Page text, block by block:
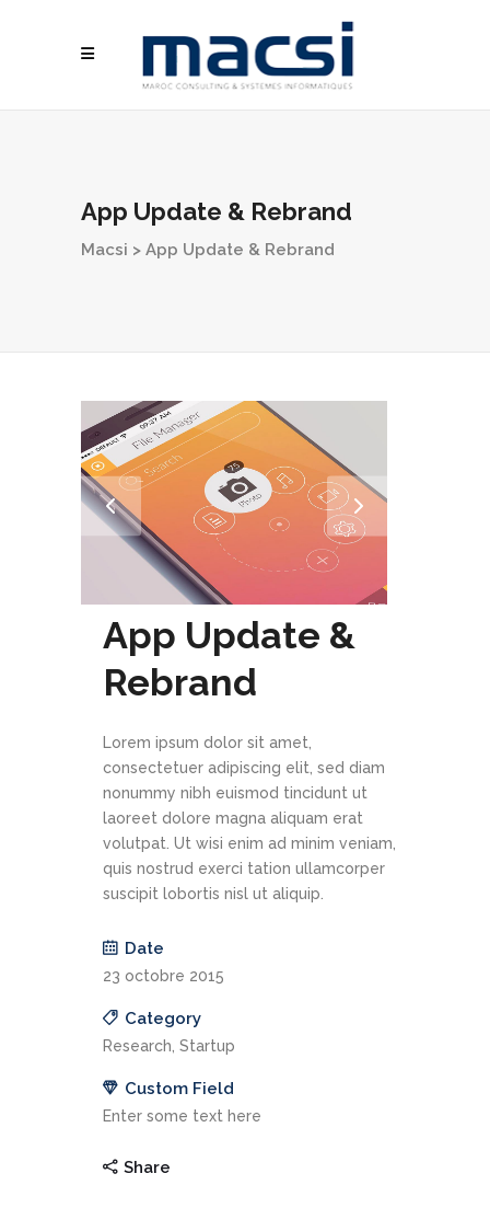
App Update & Rebrand
Macsi > App Update & Rebrand
App Update &
Rebrand
Lorem ipsum dolor sit amet,
consectetuer adipiscing elit, sed diam
nonummy nibh euismod tincidunt ut
laoreet dolore magna aliquam erat
volutpat. Ut wisi enim ad minim veniam,
quis nostrud exerci tation ullamcorper
suscipit lobortis nisl ut aliquip.
Date
23 octobre 2015
Category
Research, Startup
Custom Field
Enter some text here
Share